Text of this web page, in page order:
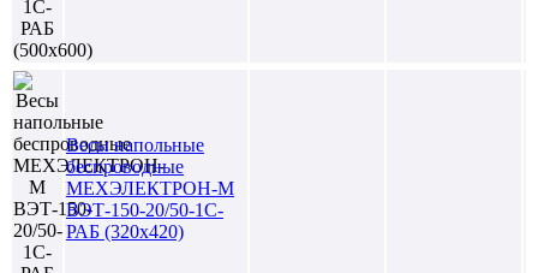
Весы напольные
беспроводные
МЕХЭЛЕКТРОН-М
ВЭТ-150-20/50-1С-
РАБ (320х420)